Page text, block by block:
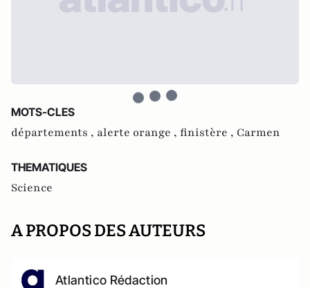
MOTS-CLES
départements , alerte orange , finistère , Carmen
THEMATIQUES
Science
A PROPOS DES AUTEURS
Atlantico Rédaction